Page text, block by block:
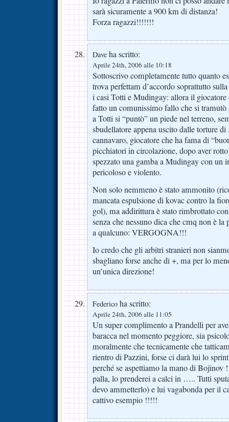
sarà sicuramente a 900 km di distanza!
Forza ragazzi!!!!!!!
Dave ha scritto:
Aprile 24th, 2006 alle 10:18
Sottoscrivo completamente tutto quanto
trova perfettam d’accordo soprattutto
i casi Totti e Mudingay: allora il
fatto un comunissimo fallo che si
a Totti si “puntò” un piede nel terreno,
sbudellatore appena uscito dalle torture
cannavaro, giocatore che ha fama di
picchiatori in circolazione, dopo aver
spezzato una gamba a Mudingay con un
pericoloso e violento.
Non solo nemmeno è stato ammonito
mancata espulsione di kovac contro la
gol), ma addirittura è stato rimbrottato
senza che nessuno dica che cmq non è
a qualcuno: VERGOGNA!!!
Io credo che gli arbitri stranieri non
sbagliano forse anche di +, ma per lo
un’unica direzione!
Federico ha scritto:
Aprile 24th, 2006 alle 11:05
Un super complimento a Prandelli per
baracca nel momento peggiore, sia
moralmente che tecnicamente che
rientro di Pazzini, forse ci darà lui lo
perché se aspettiamo la mano di Bojinov
palla, lo prenderei a calci in ….. Tutti
devo ammetterlo) e lui vagabonda per il
cattivo esempio !!!!!